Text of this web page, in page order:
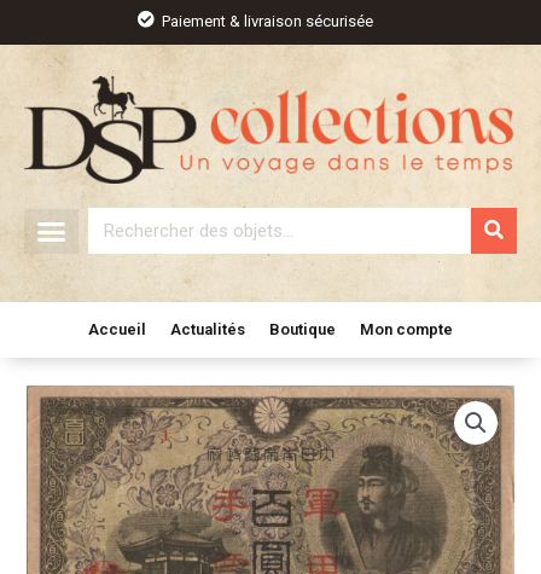
contenu
Paiement & livraison sécurisée
Rechercher
Accueil Actualités Boutique Mon compte